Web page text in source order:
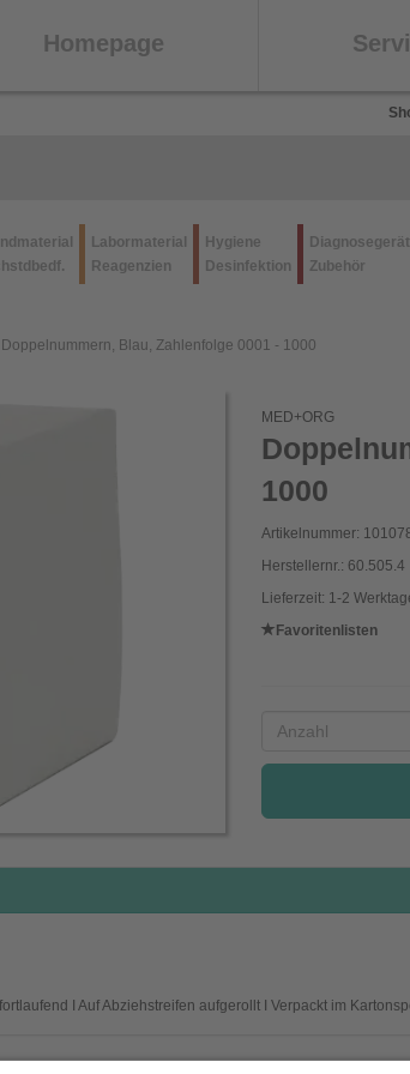
Homepage
Labormaterial
Reagenzien
Hygiene
Desinfektion
Zubehör
Doppelnummern, Blau, Zahlenfolge 0001 - 1000
MED+ORG
1000
Artikelnummer:
Herstellernr.: 60.505.4
Lieferzeit: 1-2
Favoritenlisten
I Auf Abziehstreifen aufgerollt I Verpackt im